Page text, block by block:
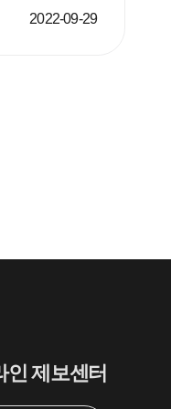
2022-09-29
인 제보센터